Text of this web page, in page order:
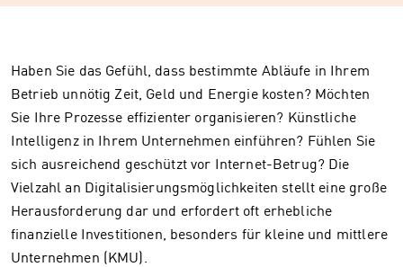
Haben Sie das Gefühl, dass bestimmte Abläufe in Ihrem
Betrieb unnötig Zeit, Geld und Energie kosten? Möchten
Sie Ihre Prozesse effizienter organisieren? Künstliche
Intelligenz in Ihrem Unternehmen einführen? Fühlen Sie
sich ausreichend geschützt vor Internet-Betrug? Die
Vielzahl an Digitalisierungsmöglichkeiten stellt eine große
Herausforderung dar und erfordert oft erhebliche
finanzielle Investitionen, besonders für kleine und mittlere
Unternehmen (KMU).